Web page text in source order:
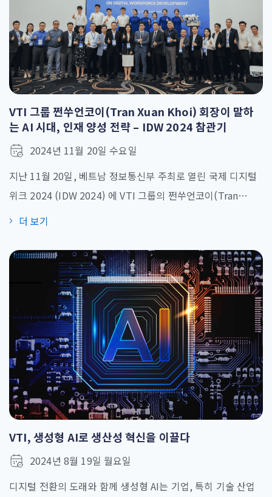
VTI 그룹 쩐쑤언코이(Tran Xuan Khoi) 회장이 말하
는 AI 시대, 인재 양성 전략 – IDW 2024 참관기
2024년 11월 20일 수요일
지난 11월 20일, 베트남 정보통신부 주최로 열린 국제 디지털
위크 2024 (IDW 2024) 에 VTI 그룹의 쩐쑤언코이(Tran
Xuan Khoi) 회장이 연사로 참여하여 “디지털 비즈니스에서 AI
진행했습니다. 이번 연설은 AI 시대에 발맞춰 기업이 어떻게 인
재를 육성해야 하는지에 대한 전략과 실질적인 방안을 제시하
며 많은 주목을 받았습니다. AI와 생성형 AI, AI 인재를 비즈니
스 [...]
더 보기
VTI, 생성형 AI로 생산성 혁신을 이끌다
2024년 8월 19일 월요일
디지털 전환의 도래와 함께 생성형 AI는 기업, 특히 기술 산업